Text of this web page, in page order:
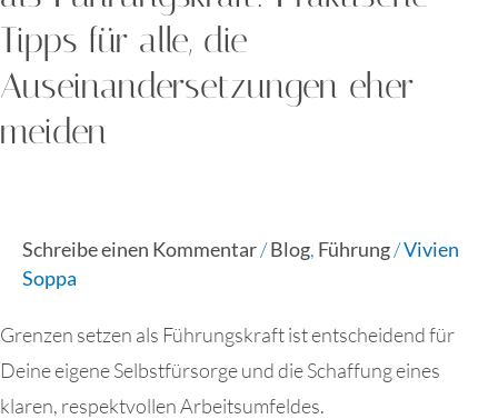
Tipps für alle, die
Auseinandersetzungen eher
meiden
Schreibe einen Kommentar/Blog, Führung/Vivien
Soppa
Grenzen setzen als Führungskraft ist entscheidend für
Deine eigene Selbstfürsorge und die Schaffung eines
klaren, respektvollen Arbeitsumfeldes.
eher
meiden